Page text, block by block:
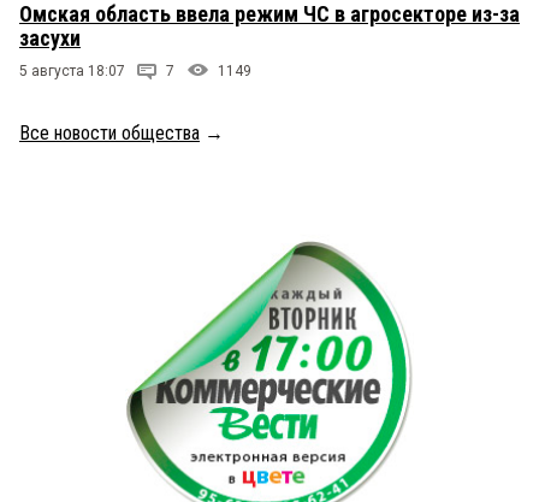
Омская область ввела режим ЧС в агросекторе из-за
засухи
5 августа 18:07 7 1149
Все новости общества →